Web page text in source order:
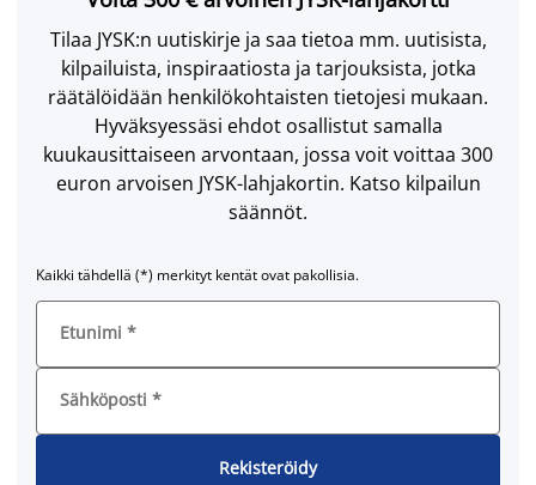
Tilaa JYSK:n uutiskirje ja saa tietoa mm. uutisista,
kilpailuista, inspiraatiosta ja tarjouksista, jotka
räätälöidään henkilökohtaisten tietojesi mukaan.
Hyväksyessäsi ehdot osallistut samalla
kuukausittaiseen arvontaan, jossa voit voittaa 300
euron arvoisen JYSK-lahjakortin. Katso kilpailun
säännöt.
Kaikki tähdellä (*) merkityt kentät ovat pakollisia.
Etunimi *
Sähköposti *
Rekisteröidy